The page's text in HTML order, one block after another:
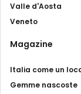
Valle d'Aosta
Veneto
Magazine
Italia come un
Gemme nascoste